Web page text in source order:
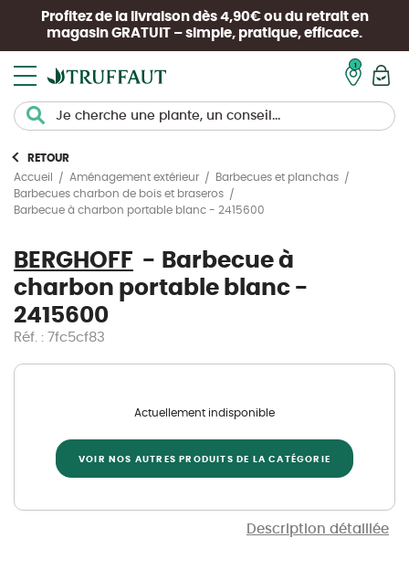
Profitez de la livraison dès 4,90€ ou du retrait en
magasin GRATUIT – simple, pratique, efficace.
RETOUR
Accueil
Aménagement extérieur
Barbecues et planchas
Barbecues charbon de bois et braseros
Barbecue à charbon portable blanc - 2415600
BERGHOFF
Barbecue à
charbon portable blanc -
2415600
Réf. : 7fc5cf83
Description détaillée
Actuellement indisponible
VOIR NOS AUTRES PRODUITS DE LA CATÉGORIE